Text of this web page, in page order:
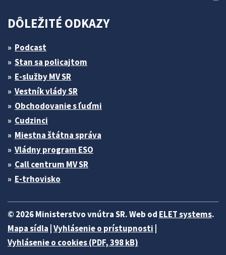
DÔLEŽITÉ ODKAZY
Podcast
Stan sa policajtom
E-služby MV SR
Vestník vlády SR
Obchodovanie s ľuďmi
Cudzinci
Miestna štátna správa
Vládny program ESO
Call centrum MV SR
E-trhovisko
© 2026 Ministerstvo vnútra SR. Web od ELET systems.
Mapa sídla Vyhlásenie o prístupnosti
Vyhlásenie o cookies (PDF, 398 kB)